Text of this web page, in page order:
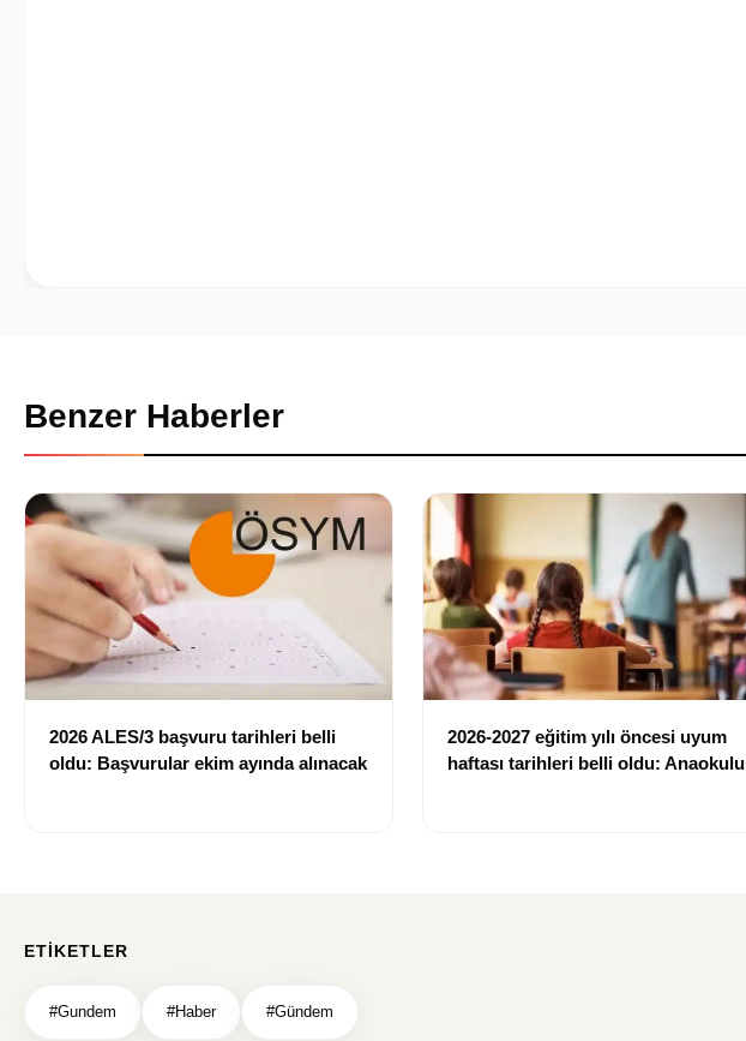
Benzer Haberler
2026 ALES/3 başvuru tarihleri belli
oldu: Başvurular ekim ayında alınacak
2026-2027 eğitim yılı öncesi uyum
haftası tarihleri belli oldu: Anaokulu
ETIKETLER
#Gundem #Haber #Gündem